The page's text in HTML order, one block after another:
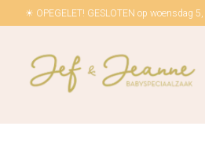
☀ OPEGELET! GESLOTEN op